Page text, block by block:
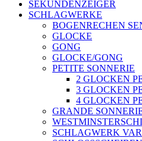
SEKUNDENZEIGER
SCHLAGWERKE
BOGENRECHEN
GLOCKE
GONG
GLOCKE/GONG
PETITE SONNERIE
2 GLOCKEN
3 GLOCKEN
4 GLOCKEN
GRANDE
SCHLAGWERK